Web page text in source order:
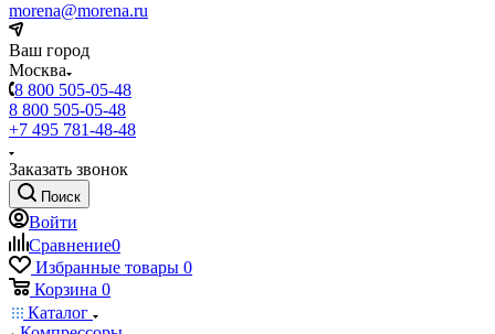
morena@morena.ru
Ваш город
Москва
8 800 505-05-48
8 800 505-05-48
+7 495 781-48-48
Заказать звонок
Поиск
Войти
Сравнение0
Избранные товары 0
Корзина 0
Каталог